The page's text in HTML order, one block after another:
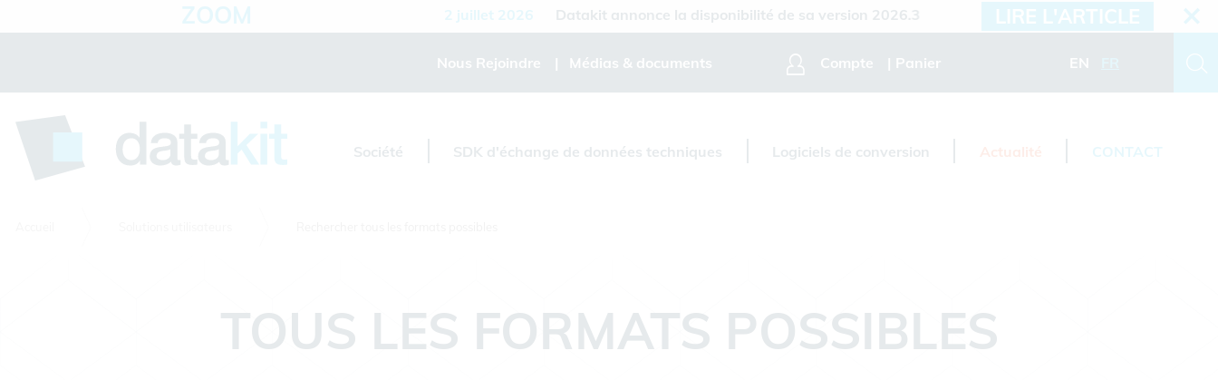
ZOOM 2 juillet 2026 Datakit annonce la disponibilité de sa version 2026.3 LIRE L'ARTICLE
Nous Rejoindre Médias & documents Compte Panier EN
Société SDK d'échange de données techniques Logiciels de conversion CONTACT
TOUS LES FORMATS POSSIBLES
Panneau de gestion des cookies